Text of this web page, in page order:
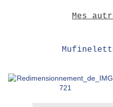
Mes